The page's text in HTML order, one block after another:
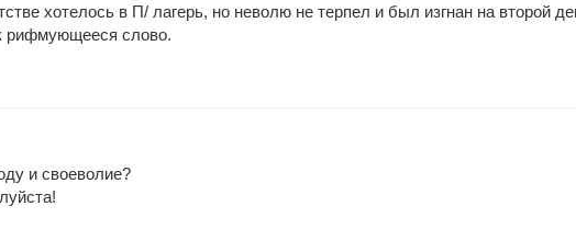
хотелось в П/ лагерь, но неволю не терпел и был изгнан на второй
рифмующееся слово.
и своеволие?